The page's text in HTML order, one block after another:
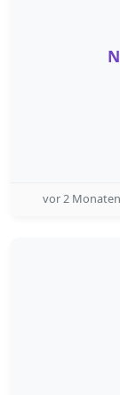
vor 2 Monaten